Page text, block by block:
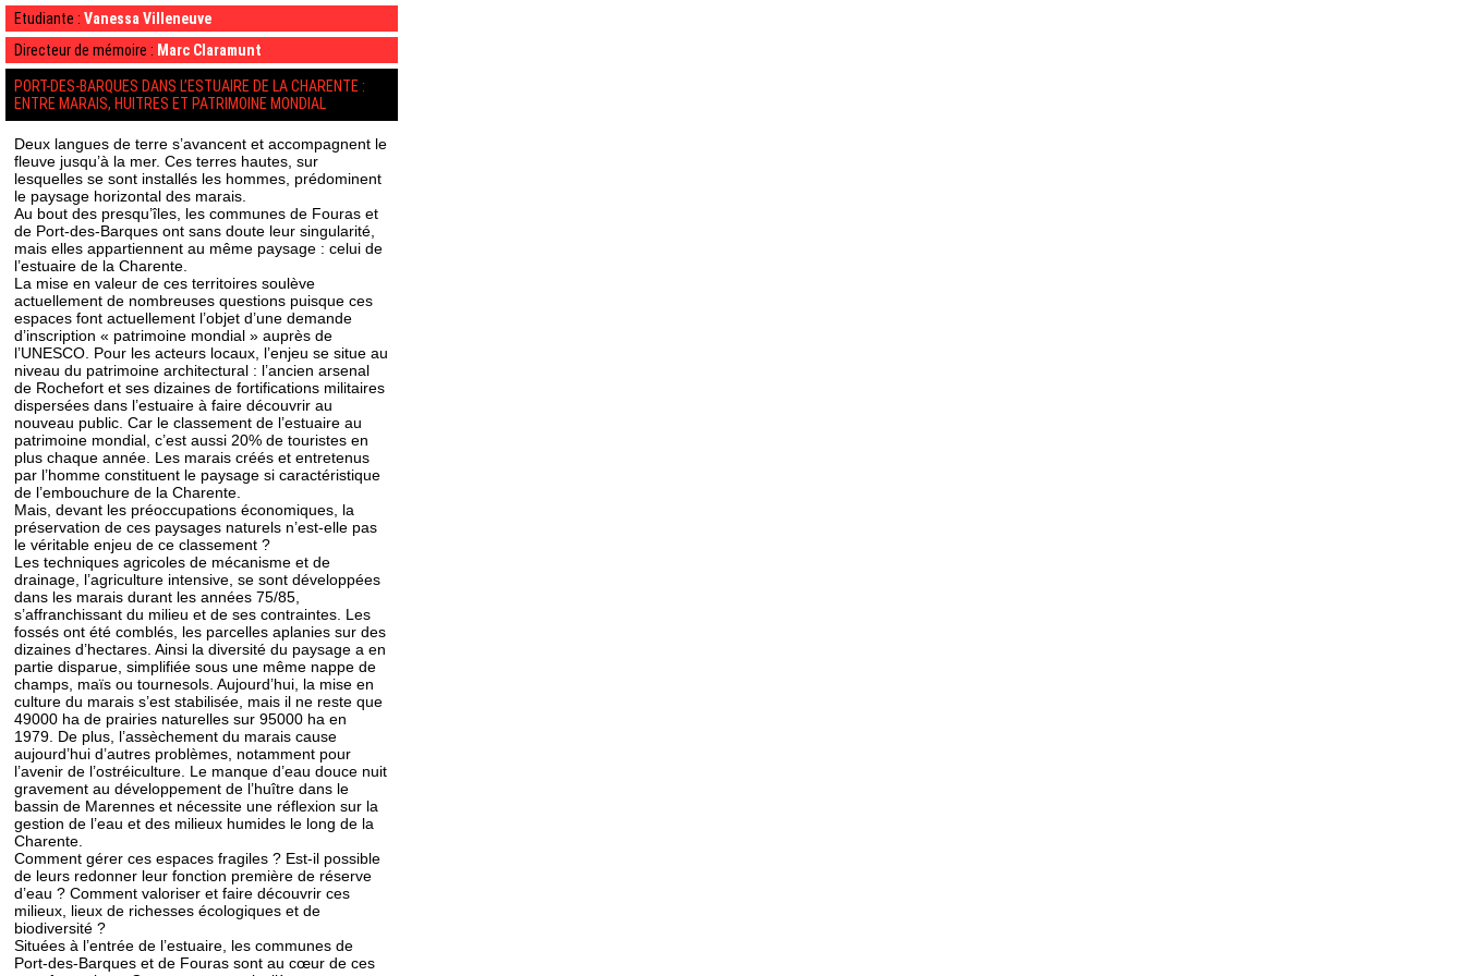
Etudiante : Vanessa Villeneuve
Directeur de mémoire : Marc Claramunt
PORT-DES-BARQUES DANS L’ESTUAIRE DE LA CHARENTE :
ENTRE MARAIS, HUITRES ET PATRIMOINE MONDIAL
Deux langues de terre s’avancent et accompagnent le
fleuve jusqu’à la mer. Ces terres hautes, sur
lesquelles se sont installés les hommes, prédominent
le paysage horizontal des marais.
Au bout des presqu’îles, les communes de Fouras et
de Port-des-Barques ont sans doute leur singularité,
mais elles appartiennent au même paysage : celui de
l’estuaire de la Charente.
La mise en valeur de ces territoires soulève
actuellement de nombreuses questions puisque ces
espaces font actuellement l’objet d’une demande
d’inscription « patrimoine mondial » auprès de
l’UNESCO. Pour les acteurs locaux, l’enjeu se situe au
niveau du patrimoine architectural : l’ancien arsenal
de Rochefort et ses dizaines de fortifications militaires
dispersées dans l’estuaire à faire découvrir au
nouveau public. Car le classement de l’estuaire au
patrimoine mondial, c’est aussi 20% de touristes en
plus chaque année. Les marais créés et entretenus
par l’homme constituent le paysage si caractéristique
de l’embouchure de la Charente.
Mais, devant les préoccupations économiques, la
préservation de ces paysages naturels n’est-elle pas
le véritable enjeu de ce classement ?
Les techniques agricoles de mécanisme et de
drainage, l’agriculture intensive, se sont développées
dans les marais durant les années 75/85,
s’affranchissant du milieu et de ses contraintes. Les
fossés ont été comblés, les parcelles aplanies sur des
dizaines d’hectares. Ainsi la diversité du paysage a en
partie disparue, simplifiée sous une même nappe de
champs, maïs ou tournesols. Aujourd’hui, la mise en
culture du marais s’est stabilisée, mais il ne reste que
49000 ha de prairies naturelles sur 95000 ha en
1979. De plus, l’assèchement du marais cause
aujourd’hui d’autres problèmes, notamment pour
l’avenir de l’ostréiculture. Le manque d’eau douce nuit
gravement au développement de l’huître dans le
bassin de Marennes et nécessite une réflexion sur la
gestion de l’eau et des milieux humides le long de la
Charente.
Comment gérer ces espaces fragiles ? Est-il possible
de leurs redonner leur fonction première de réserve
d’eau ? Comment valoriser et faire découvrir ces
milieux, lieux de richesses écologiques et de
biodiversité ?
Situées à l’entrée de l’estuaire, les communes de
Port-des-Barques et de Fouras sont au cœur de ces